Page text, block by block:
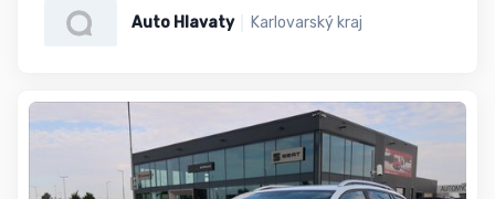
Auto Hlavaty Karlovarský kraj